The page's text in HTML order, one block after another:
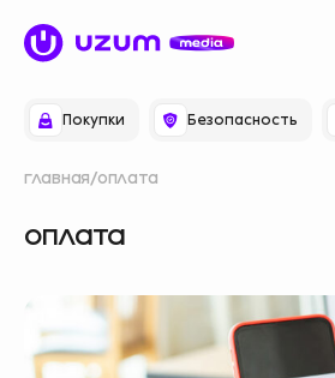
Покупки Безопасность
главная оплата
оплата